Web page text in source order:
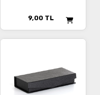
9,00 TL